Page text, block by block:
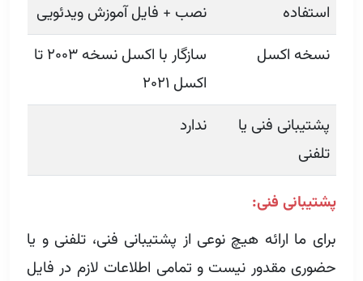
استفاده
نصب + فایل آموزش ویدئویی
نسخه اکسل
سازگار با اکسل نسخه ۲۰۰۳ تا
اکسل ۲۰۲۱
پشتیبانی فنی یا
تلفنی
ندارد
پشتیبانی فنی:
برای ما ارائه هیچ نوعی از پشتیبانی فنی، تلفنی و یا
حضوری مقدور نیست و تمامی اطلاعات لازم در فایل